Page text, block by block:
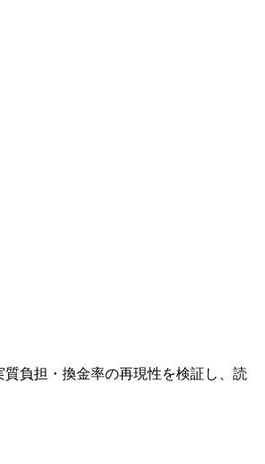
負担・換金率の再現性を検証し、読